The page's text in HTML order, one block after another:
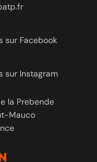
sur Facebook
sur Instagram
la Prebende
Mauco